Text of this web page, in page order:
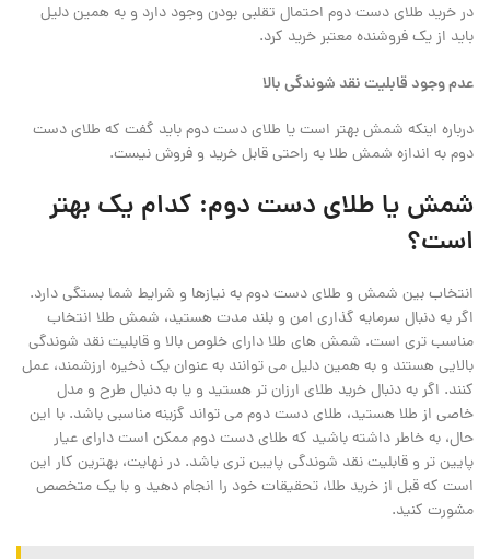
در خرید طلای دست دوم احتمال تقلبی بودن وجود دارد و به همین دلیل
باید از یک فروشنده معتبر خرید کرد.
عدم وجود قابلیت نقد شوندگی بالا
درباره اینکه شمش بهتر است یا طلای دست دوم باید گفت که طلای دست
دوم به اندازه شمش طلا به راحتی قابل خرید و فروش نیست.
شمش یا طلای دست دوم: کدام یک بهتر
است؟
انتخاب بین شمش و طلای دست دوم به نیازها و شرایط شما بستگی دارد.
اگر به دنبال سرمایه ‌گذاری امن و بلند مدت هستید، شمش طلا انتخاب
مناسب‌ تری است. شمش ‌های طلا دارای خلوص بالا و قابلیت نقد شوندگی
بالایی هستند و به همین دلیل می ‌توانند به عنوان یک ذخیره ارزشمند، عمل
کنند. اگر به دنبال خرید طلای ارزان ‌تر هستید و یا به دنبال طرح و مدل
خاصی از طلا هستید، طلای دست دوم می‌ تواند گزینه مناسبی باشد. با این
حال، به خاطر داشته باشید که طلای دست دوم ممکن است دارای عیار
پایین ‌تر و قابلیت نقد شوندگی پایین ‌تری باشد. در نهایت، بهترین کار این
است که قبل از خرید طلا، تحقیقات خود را انجام دهید و با یک متخصص
مشورت کنید.